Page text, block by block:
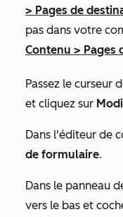
> Pages de
pas dans votre
Contenu > Pages
Passez le curseur
et cliquez sur
Dans l'éditeur de
de formulaire.
Dans le panneau
vers le bas et